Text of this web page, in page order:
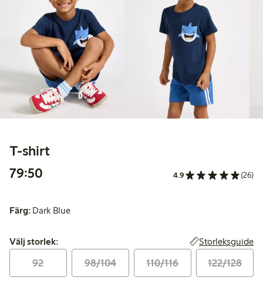
T-shirt
79:50
4.9 (26)
Färg: Dark Blue
Välj storlek:
Välj storlek: Storleksguide
92 98/104 110/116 122/128